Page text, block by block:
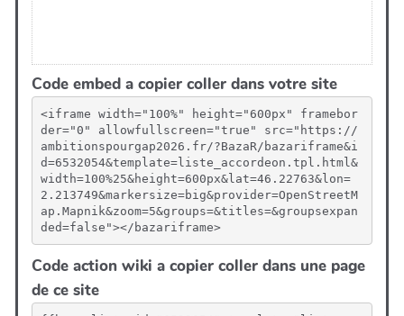
Code embed a copier coller dans votre site
<iframe width="100%" height="600px" framebor
der="0" allowfullscreen="true" src="https://
ambitionspourgap2026.fr/?BazaR/bazariframe&i
d=6532054&template=liste_accordeon.tpl.html&
width=100%25&height=600px&lat=46.22763&lon=
2.213749&markersize=big&provider=OpenStreetM
ap.Mapnik&zoom=5&groups=&titles=&groupsexpan
ded=false"></bazariframe>
Code action wiki a copier coller dans une page
de ce site